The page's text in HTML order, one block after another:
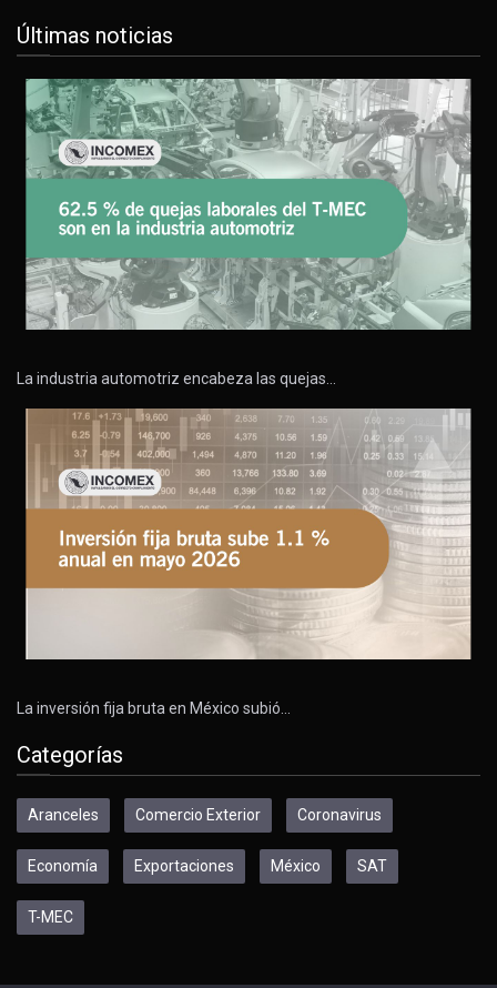
Últimas noticias
La industria automotriz encabeza las quejas…
La inversión fija bruta en México subió…
Categorías
Aranceles Comercio Exterior Coronavirus
Economía Exportaciones México SAT
T-MEC